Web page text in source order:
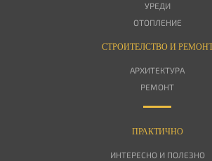
УРЕДИ
ОТОПЛЕНИЕ
СТРОИТЕЛСТВО И
АРХИТЕКТУРА
РЕМОНТ
ПРАКТИЧНО
ИНТЕРЕСНО И ПОЛЕЗНО